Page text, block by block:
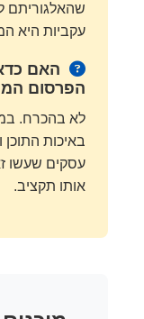
שהאלגוריתם
עקביות היא
האם
הפרסום
לא בהכרח.
באיכות
עסקים שעשו
אותו תקציב.